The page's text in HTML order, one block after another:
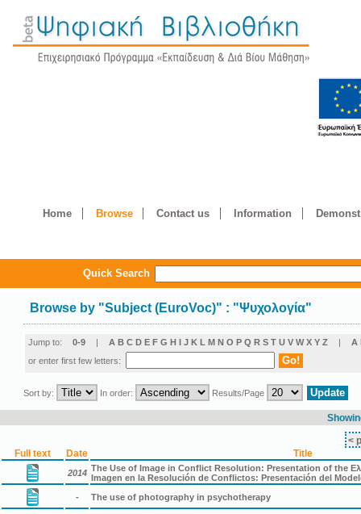
Home Browse Contact us Information
Quick Search
Browse by "Subject (EuroVoc)" : "Ψυχολογία"
Jump to: 0-9 | A B C D E F G H I J K L M N O P Q R S T U V W X Y Z | Α
or enter first few letters:
Sort by: In order: Results/Page
<
Full text
Date Title
2014 The Use of Image in Conflict Resolution: Presentation of the
Imagen en la Resolución de Conflictos: Presentación del
-
The use of photography in psychotherapy